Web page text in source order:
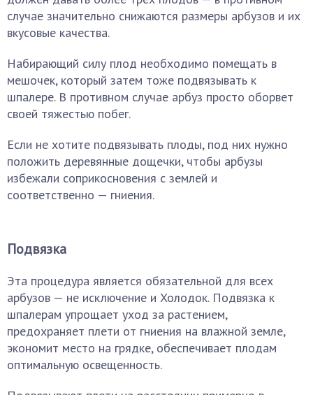
случае значительно снижаются размеры арбузов и их
вкусовые качества.
Набирающий силу плод необходимо помещать в
мешочек, который затем тоже подвязывать к
шпалере. В противном случае арбуз просто оборвет
своей тяжестью побег.
Если не хотите подвязывать плоды, под них нужно
положить деревянные дощечки, чтобы арбузы
избежали соприкосновения с землей и
соответственно — гниения.
Подвязка
Эта процедура является обязательной для всех
арбузов — не исключение и Холодок. Подвязка к
шпалерам упрощает уход за растением,
предохраняет плети от гниения на влажной земле,
экономит место на грядке, обеспечивает плодам
оптимальную освещенность.